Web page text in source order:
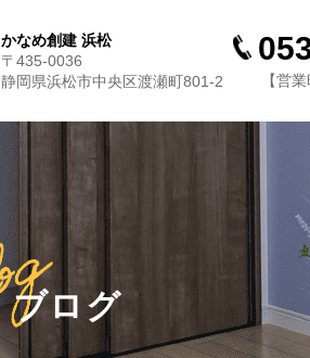
かなめ創建 浜松
〒435-0036
静岡県浜松市中央区渡瀬町801-2
【営
ブログ